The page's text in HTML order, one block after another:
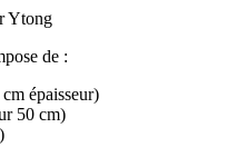
Ytong
de :
épaisseur)
50 cm)